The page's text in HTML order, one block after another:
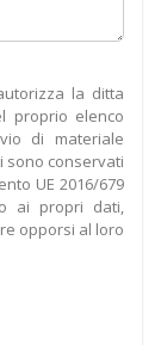
la ditta
proprio elenco
di materiale
sono conservati
UE 2016/679
ai propri dati,
opporsi al loro